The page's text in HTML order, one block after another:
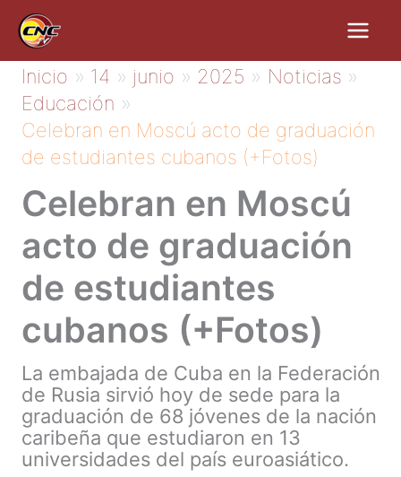
contenido
Inicio 14 junio 2025
Noticias
Educación
Celebran en Moscú acto de graduación
de estudiantes cubanos (+Fotos)
Celebran en Moscú
acto de graduación
de estudiantes
cubanos (+Fotos)
La embajada de Cuba en la Federación
de Rusia sirvió hoy de sede para la
graduación de 68 jóvenes de la nación
caribeña que estudiaron en 13
universidades del país euroasiático.